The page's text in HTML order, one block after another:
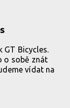
GT Bicycles.
o sobě znát
vídat na